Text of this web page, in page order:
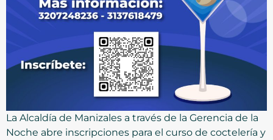
La Alcaldía de Manizales a través de la Gerencia de la
Noche abre inscripciones para el curso de coctelería y